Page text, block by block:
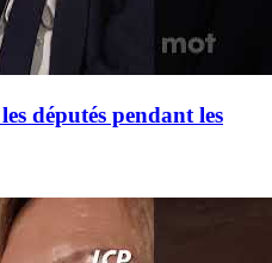
députés pendant les